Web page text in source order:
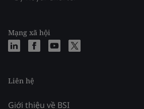
Mạng xã hội
Liên hệ
Giới thiệu về BSI